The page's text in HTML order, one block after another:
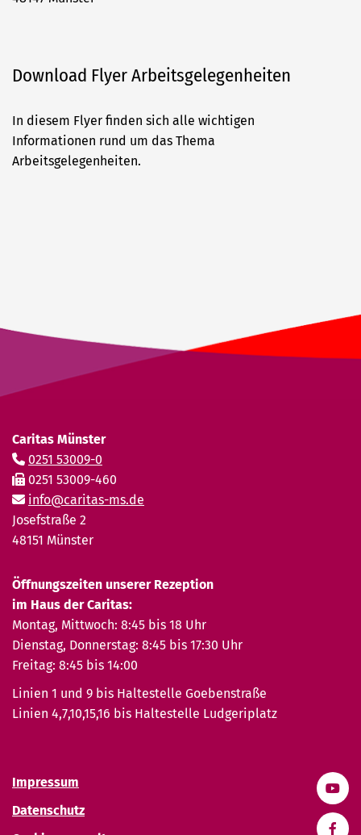
Download Flyer Arbeitsgelegenheiten
In diesem Flyer finden sich alle wichtigen
Informationen rund um das Thema
Arbeitsgelegenheiten.
Caritas Münster
0251 53009-0
0251 53009-460
info@caritas-ms.de
Josefstraße 2
48151 Münster
Öffnungszeiten unserer Rezeption
im Haus der Caritas:
Montag, Mittwoch: 8:45 bis 18 Uhr
Dienstag, Donnerstag: 8:45 bis 17:30 Uhr
Freitag: 8:45 bis 14:00
Linien 1 und 9 bis Haltestelle Goebenstraße
Linien 4,7,10,15,16 bis Haltestelle Ludgeriplatz
Impressum
Datenschutz